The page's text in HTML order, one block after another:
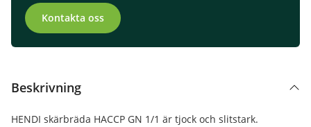
Kontakta oss
Beskrivning
HENDI skärbräda HACCP GN 1/1 är tjock och slitstark.